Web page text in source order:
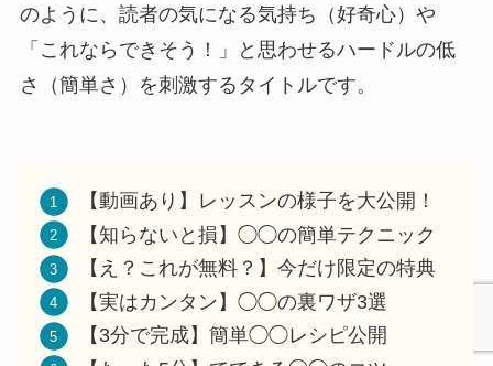
のように、読者の気になる気持ち（好奇心）や
「これならできそう！」と思わせるハードルの低
さ（簡単さ）を刺激するタイトルです。
【動画あり】レッスンの様子を大公開！
【知らないと損】◯◯の簡単テクニック
【え？これが無料？】今だけ限定の特典
【実はカンタン】◯◯の裏ワザ3選
【3分で完成】簡単◯◯レシピ公開